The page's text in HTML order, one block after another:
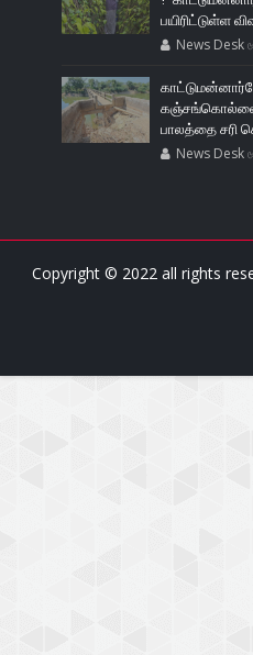
பயிரிட்டுள்ள
News Desk
பாலத்தை சரி
News Desk
Copyright © 2022 all rights